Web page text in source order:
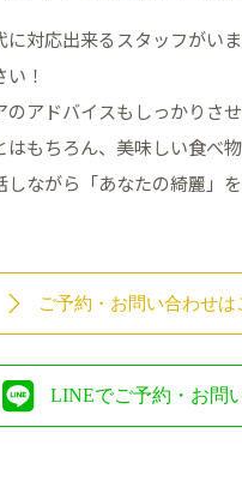
に対応出来るスタッフがい
！
のアドバイスもしっかりさせ
はもちろん、美味しい食べ物
しながら「あなたの綺麗」
ご予約・お問い合わせは
LINEでご予約・お問